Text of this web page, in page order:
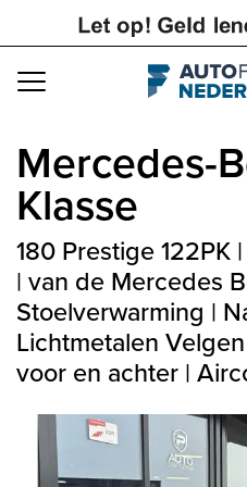
Navigation
Mercedes-
Klasse
180 Prestige 122PK
| van de Mercedes
Stoelverwarming |
Lichtmetalen
voor en achter |